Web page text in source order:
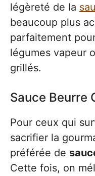
légèreté de la
beaucoup plus
parfaitement
légumes vapeur
grillés.
Sauce Beurre
Pour ceux qui
sacrifier la
préférée de
Cette fois, on